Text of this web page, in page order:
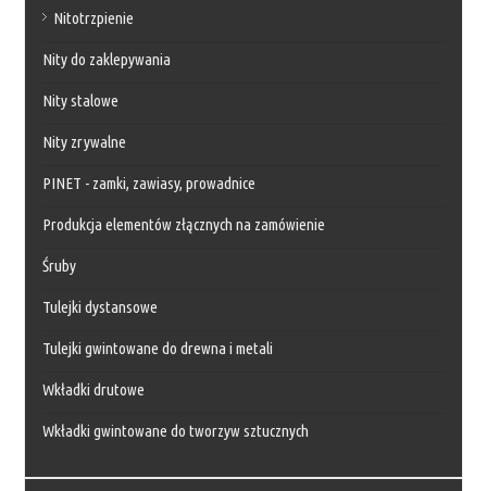
Nitotrzpienie
Nity do zaklepywania
Nity stalowe
Nity zrywalne
PINET - zamki, zawiasy, prowadnice
Produkcja elementów złącznych na zamówienie
Śruby
Tulejki dystansowe
Tulejki gwintowane do drewna i metali
Wkładki drutowe
Wkładki gwintowane do tworzyw sztucznych